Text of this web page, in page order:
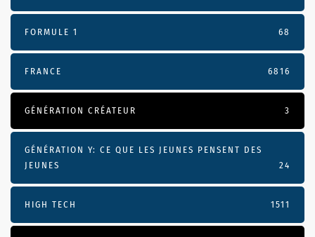
FORMULE 1 68
FRANCE 6816
GÉNÉRATION CRÉATEUR 3
GÉNÉRATION Y: CE QUE LES JEUNES PENSENT DES
JEUNES
24
HIGH TECH 1511